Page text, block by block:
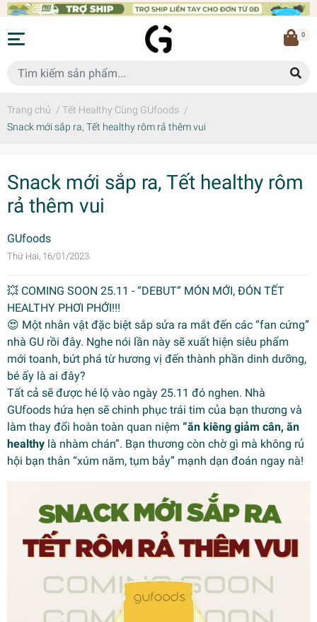
0
Trang chủ / Tết Healthy Cùng GUfoods /
Snack mới sắp ra, Tết healthy rôm rả thêm vui
Snack mới sắp ra, Tết healthy rôm
rả thêm vui
GUfoods
Thứ Hai, 16/01/2023
💥 COMING SOON 25.11 - “DEBUT” MÓN MỚI, ĐÓN TẾT
HEALTHY PHƠI PHỚI!!!
😍 Một nhân vật đặc biệt sắp sửa ra mắt đến các “fan cứng”
nhà GU rồi đây. Nghe nói lần này sẽ xuất hiện siêu phẩm
mới toanh, bứt phá từ hương vị đến thành phần dinh dưỡng,
bé ấy là ai đây?
Tất cả sẽ được hé lộ vào ngày 25.11 đó nghen. Nhà
GUfoods hứa hẹn sẽ chinh phục trái tim của bạn thương và
làm thay đổi hoàn toàn quan niệm “ăn kiêng giảm cân, ăn
healthy là nhàm chán”. Bạn thương còn chờ gì mà không rủ
hội bạn thân “xúm năm, tụm bảy” mạnh dạn đoán ngay nà!